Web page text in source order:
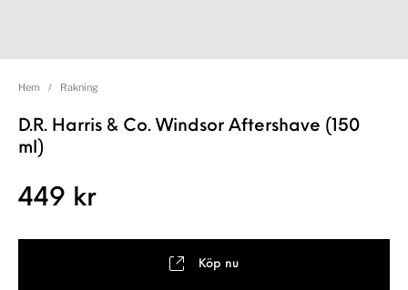
Hem / Rakning
D.R. Harris & Co. Windsor Aftershave (150
ml)
449 kr
Köp nu